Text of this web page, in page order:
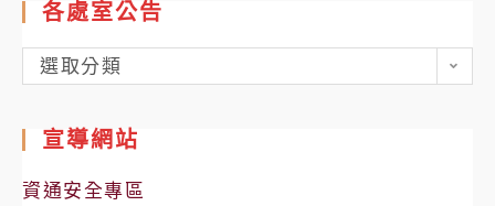
各處室公告
各
處
公
告
選取分類
宣導網站
資通安全專區